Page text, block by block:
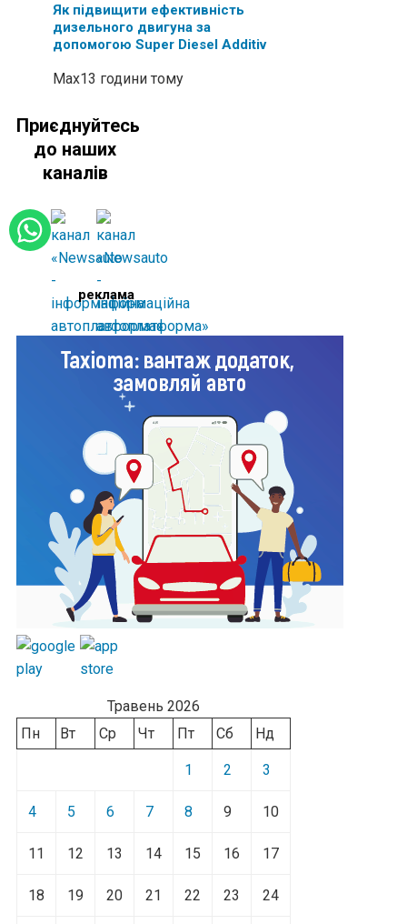
Як підвищити ефективність
дизельного двигуна за
допомогою Super Diesel Additiv
Max13 години тому
Приєднуйтесь
до наших
каналів
реклама
Травень 2026
Пн
Вт Ср Чт Пт Сб Нд
1 2 3
4 5 6 7 8 9 10
11 12 13 14 15 16 17
18 19 20 21 22 23 24